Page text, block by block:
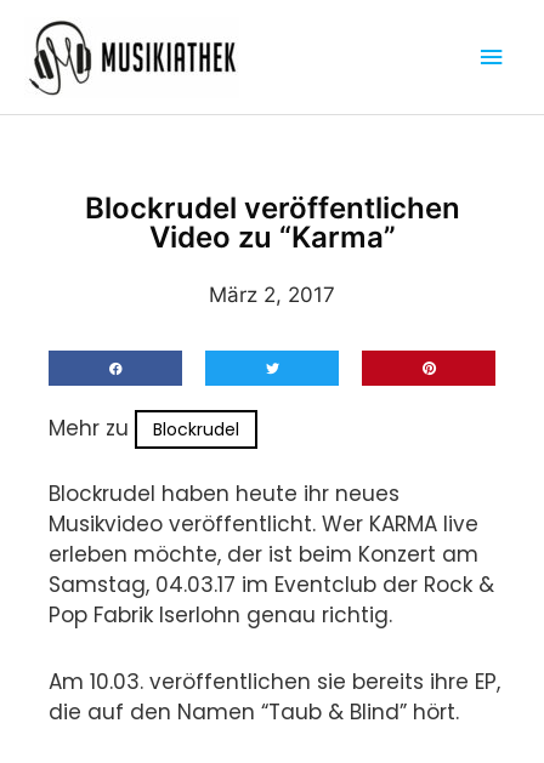
Inhalt
springen
Blockrudel veröffentlichen
Video zu “Karma”
März 2, 2017
Mehr zu Blockrudel
Blockrudel haben heute ihr neues
Musikvideo veröffentlicht. Wer KARMA live
erleben möchte, der ist beim Konzert am
Samstag, 04.03.17 im Eventclub der Rock &
Pop Fabrik Iserlohn genau richtig.
Am 10.03. veröffentlichen sie bereits ihre EP,
die auf den Namen “Taub & Blind” hört.